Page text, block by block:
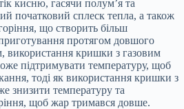
кисню, гасячи полум’я та
початковий сплеск тепла, а також
що створить більш
протягом довшого
використання кришки з газовим
підтримувати температуру, щоб
тоді як використання кришки з
знизити температуру та
щоб жар тримався довше.